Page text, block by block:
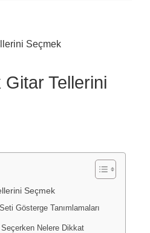
Tellerini
Seçmek
Gösterge Tanımlamaları
Nelere Dikkat